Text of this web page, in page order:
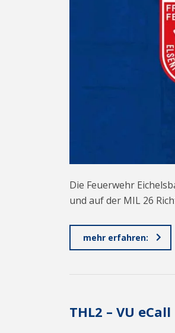
Die Feuerwehr
und auf der MIL 26
mehr erfahren:
THL2 – VU eCall